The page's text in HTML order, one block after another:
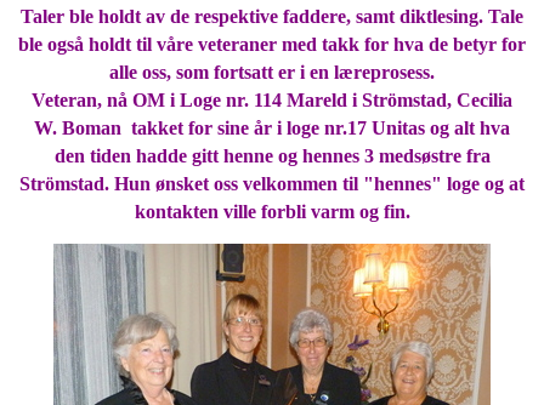
Taler ble holdt av de respektive faddere, samt diktlesing. Tale
ble også holdt til våre veteraner med takk for hva de betyr for
alle oss, som fortsatt er i en læreprosess.
Veteran, nå OM i Loge nr. 114 Mareld i Strömstad, Cecilia
W. Boman takket for sine år i loge nr.17 Unitas og alt hva
den tiden hadde gitt henne og hennes 3 medsøstre fra
Strömstad. Hun ønsket oss velkommen til "hennes" loge og at
kontakten ville forbli varm og fin.